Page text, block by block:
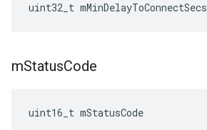
uint32_t mMinDelayToConnectSecs
mStatusCode
uint16_t mStatusCode